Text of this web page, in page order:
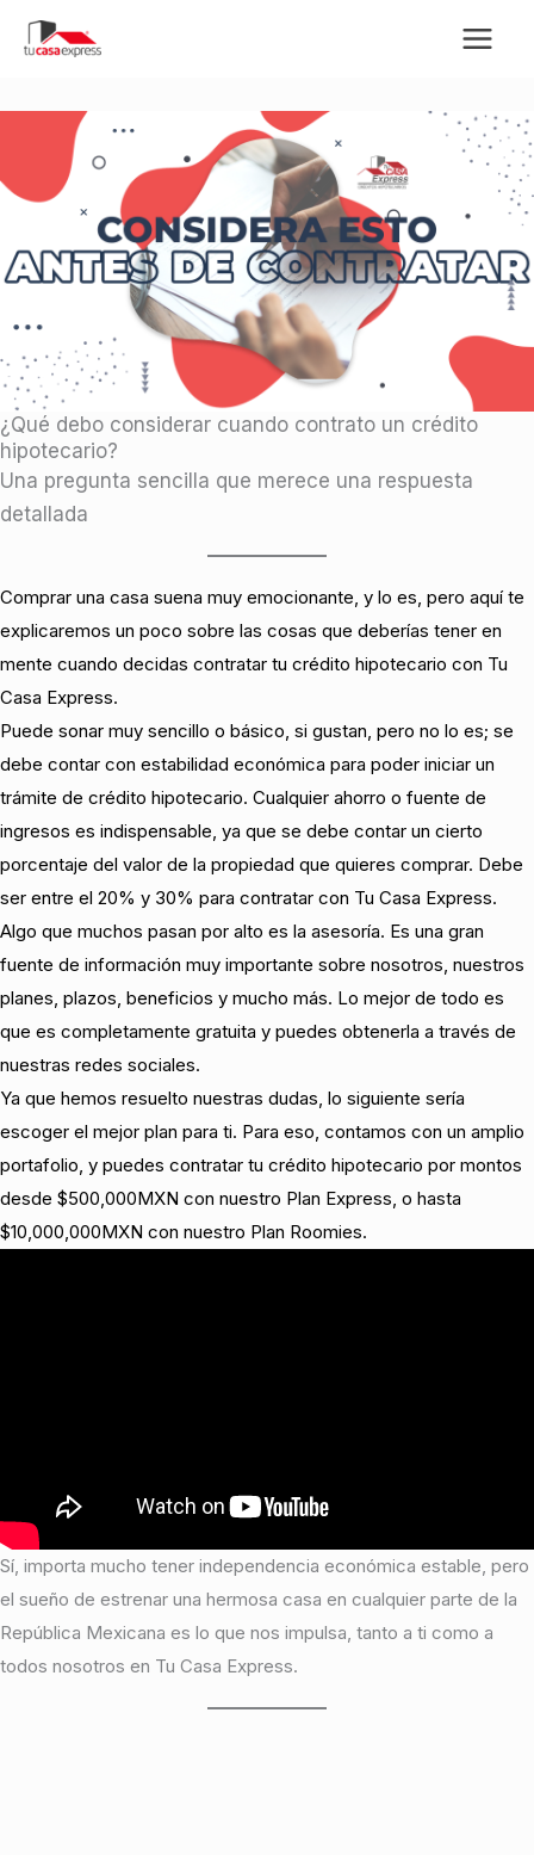
¿Qué debo considerar cuando contrato un crédito
hipotecario?
Una pregunta sencilla que merece una respuesta
detallada
Comprar una casa suena muy emocionante, y lo es, pero aquí te
explicaremos un poco sobre las cosas que deberías tener en
mente cuando decidas contratar tu crédito hipotecario con Tu
Casa Express.
Puede sonar muy sencillo o básico, si gustan, pero no lo es; se
debe contar con estabilidad económica para poder iniciar un
trámite de crédito hipotecario. Cualquier ahorro o fuente de
ingresos es indispensable, ya que se debe contar un cierto
porcentaje del valor de la propiedad que quieres comprar. Debe
ser entre el 20% y 30% para contratar con Tu Casa Express.
Algo que muchos pasan por alto es la asesoría. Es una gran
fuente de información muy importante sobre nosotros, nuestros
planes, plazos, beneficios y mucho más. Lo mejor de todo es
que es completamente gratuita y puedes obtenerla a través de
nuestras redes sociales.
Ya que hemos resuelto nuestras dudas, lo siguiente sería
escoger el mejor plan para ti. Para eso, contamos con un amplio
portafolio, y puedes contratar tu crédito hipotecario por montos
desde $500,000MXN con nuestro Plan Express, o hasta
$10,000,000MXN con nuestro Plan Roomies.
Sí, importa mucho tener independencia económica estable, pero
el sueño de estrenar una hermosa casa en cualquier parte de la
República Mexicana es lo que nos impulsa, tanto a ti como a
todos nosotros en Tu Casa Express.